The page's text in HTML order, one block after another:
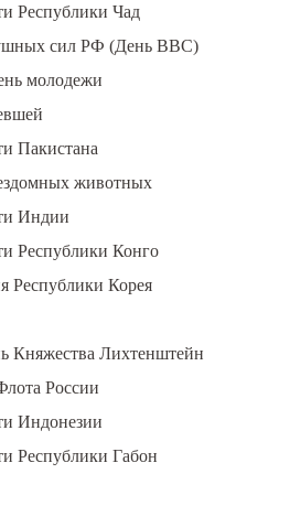
Республики Чад
сил РФ (День ВВС)
молодежи
Пакистана
животных
Индии
Республики Конго
Республики Корея
Княжества Лихтенштейн
России
Индонезии
Республики Габон